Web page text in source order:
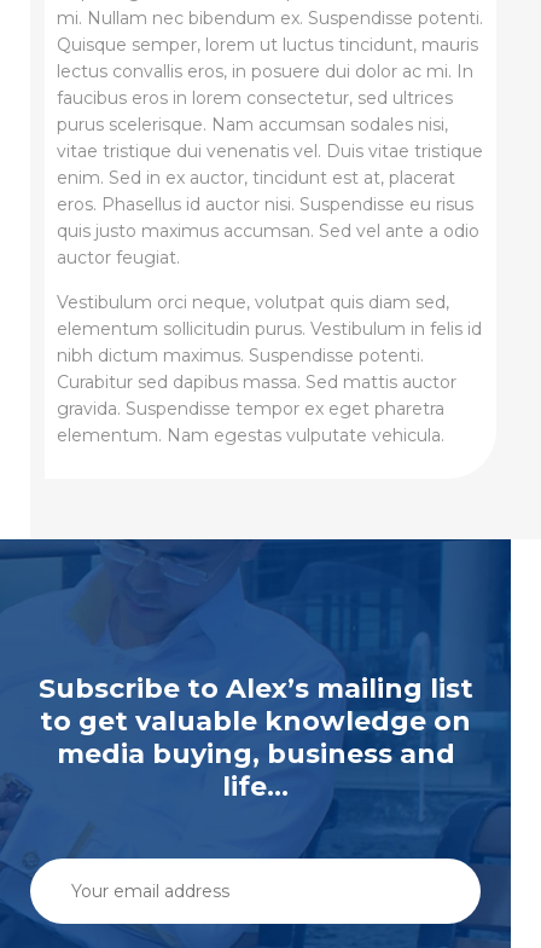
mi. Nullam nec bibendum ex. Suspendisse potenti.
Quisque semper, lorem ut luctus tincidunt, mauris
lectus convallis eros, in posuere dui dolor ac mi. In
faucibus eros in lorem consectetur, sed ultrices
purus scelerisque. Nam accumsan sodales nisi,
vitae tristique dui venenatis vel. Duis vitae tristique
enim. Sed in ex auctor, tincidunt est at, placerat
eros. Phasellus id auctor nisi. Suspendisse eu risus
quis justo maximus accumsan. Sed vel ante a odio
auctor feugiat.
Vestibulum orci neque, volutpat quis diam sed,
elementum sollicitudin purus. Vestibulum in felis id
nibh dictum maximus. Suspendisse potenti.
Curabitur sed dapibus massa. Sed mattis auctor
gravida. Suspendisse tempor ex eget pharetra
elementum. Nam egestas vulputate vehicula.
Subscribe to Alex’s mailing list
to get valuable knowledge on
media buying, business and
life...